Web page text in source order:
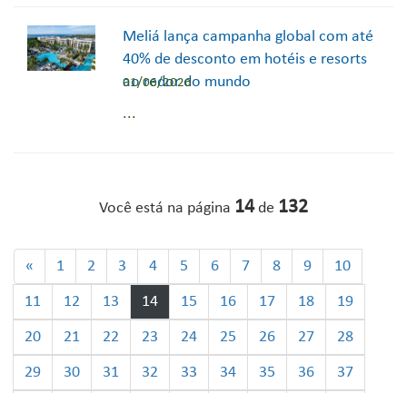
Meliá lança campanha global com até
40% de desconto em hotéis e resorts
ao redor do mundo
01/06/2026
...
Você está na página 14de 132
« 1 2 3 4 5 6 7 8 9 10
11 12 13 14 15 16 17 18 19
20 21 22 23 24 25 26 27 28
29 30 31 32 33 34 35 36 37